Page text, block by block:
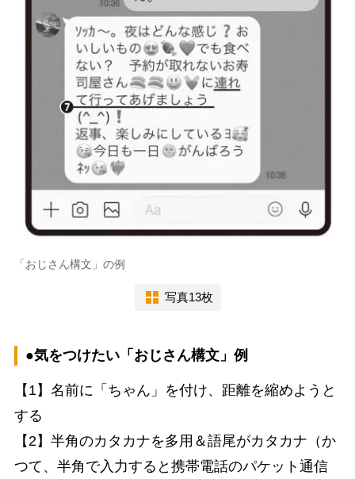
「おじさん構文」の例
写真13枚
●気をつけたい「おじさん構文」例
【1】名前に「ちゃん」を付け、距離を縮めようと
する
【2】半角のカタカナを多用＆語尾がカタカナ（か
つて、半角で入力すると携帯電話のパケット通信